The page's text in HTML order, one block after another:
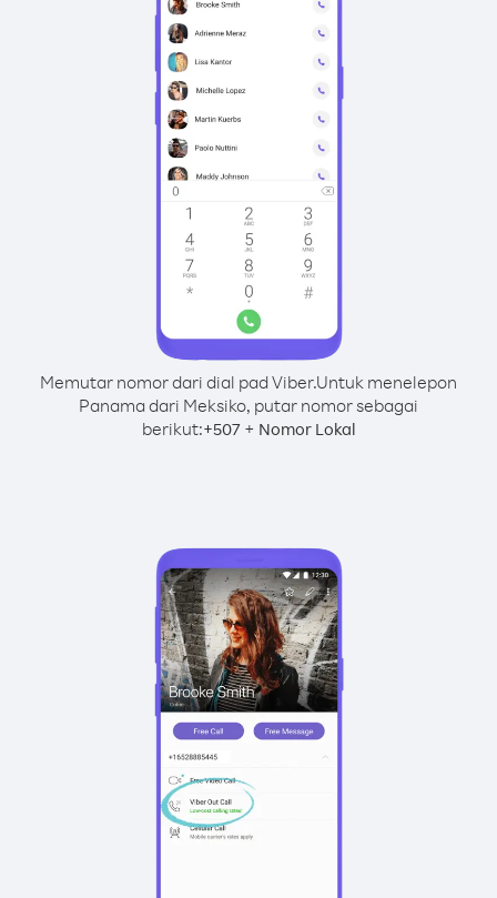
Memutar nomor dari dial pad Viber.Untuk menelepon
Panama dari Meksiko, putar nomor sebagai
berikut:+507+ Nomor Lokal